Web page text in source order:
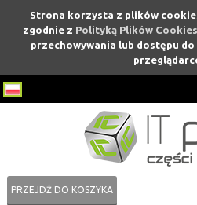
Strona korzysta z plików
zgodnie z Polityką Plików Cookies
przechowywania lub dostępu
PRZEJDŹ DO KOSZYKA